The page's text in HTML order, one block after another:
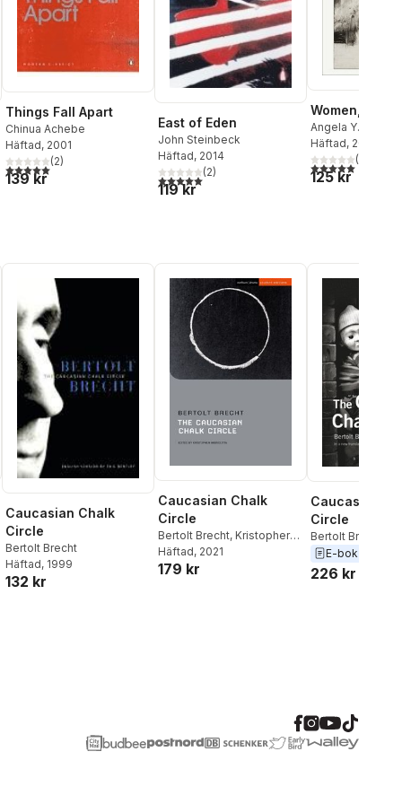
röster:
Things Fall Apart
Chinua Achebe
Häftad, 2001
5,0utav 5 stjärnor. Totalt antal röster:
(2)
139 kr
East of Eden
John Steinbeck
Häftad, 2014
5,0utav 5 stjärnor. Totalt antal röster:
(2)
119 kr
Women, Race
Angela Y. Davis
Häftad, 2019
5,0utav 5(
125 kr
Caucasian Chalk
Circle
Bertolt Brecht
Häftad, 1999
132 kr
Caucasian Chalk
Circle
Bertolt Brecht, Kristopher
Imbrigotta
Häftad, 2021
179 kr
Caucasian
Circle
Bertolt Brecht
E-bok
226 kr